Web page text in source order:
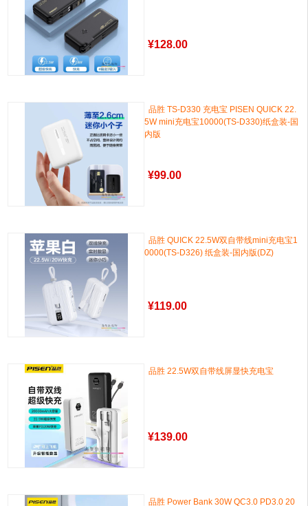
¥128.00
品胜 TS-D330 充电宝 PISEN QUICK 22.
5W mini充电宝10000(TS-D330)纸盒装-国
内版
¥99.00
品胜 QUICK 22.5W双自带线mini充电宝1
0000(TS-D326) 纸盒装-国内版(DZ)
¥119.00
品胜 22.5W双自带线屏显快充电宝
¥139.00
品胜 Power Bank 30W QC3.0 PD3.0 20